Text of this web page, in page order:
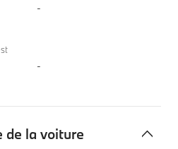
-
-
de la voiture